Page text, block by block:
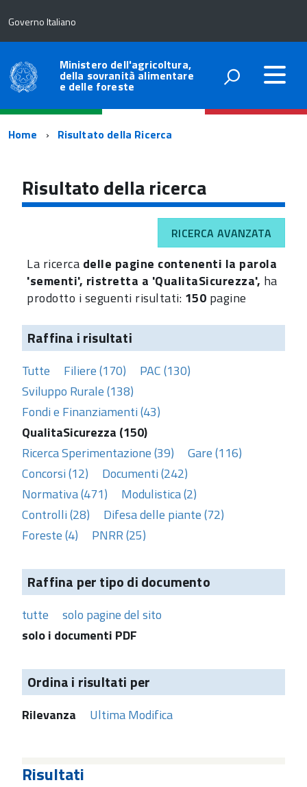
Governo Italiano
Ministero dell'agricoltura,
della sovranità alimentare
e delle foreste
Percorso
navigazione
Home Risultato della Ricerca
Risultato della ricerca
RICERCA AVANZATA
La ricerca delle pagine contenenti la parola
'sementi', ristretta a 'QualitaSicurezza', ha
prodotto i seguenti risultati: 150 pagine
Raffina i risultati
Tutte Filiere (170)
PAC (130)
Sviluppo Rurale (138)
Fondi e Finanziamenti (43)
QualitaSicurezza (150)
Ricerca Sperimentazione (39)
Gare (116)
Concorsi (12)
Documenti (242)
Normativa (471)
Modulistica (2)
Controlli (28)
Difesa delle piante (72)
Foreste (4)
PNRR (25)
Raffina per tipo di documento
tutte
solo pagine del sito
solo i documenti PDF
Ordina i risultati per
Rilevanza Ultima Modifica
Risultati